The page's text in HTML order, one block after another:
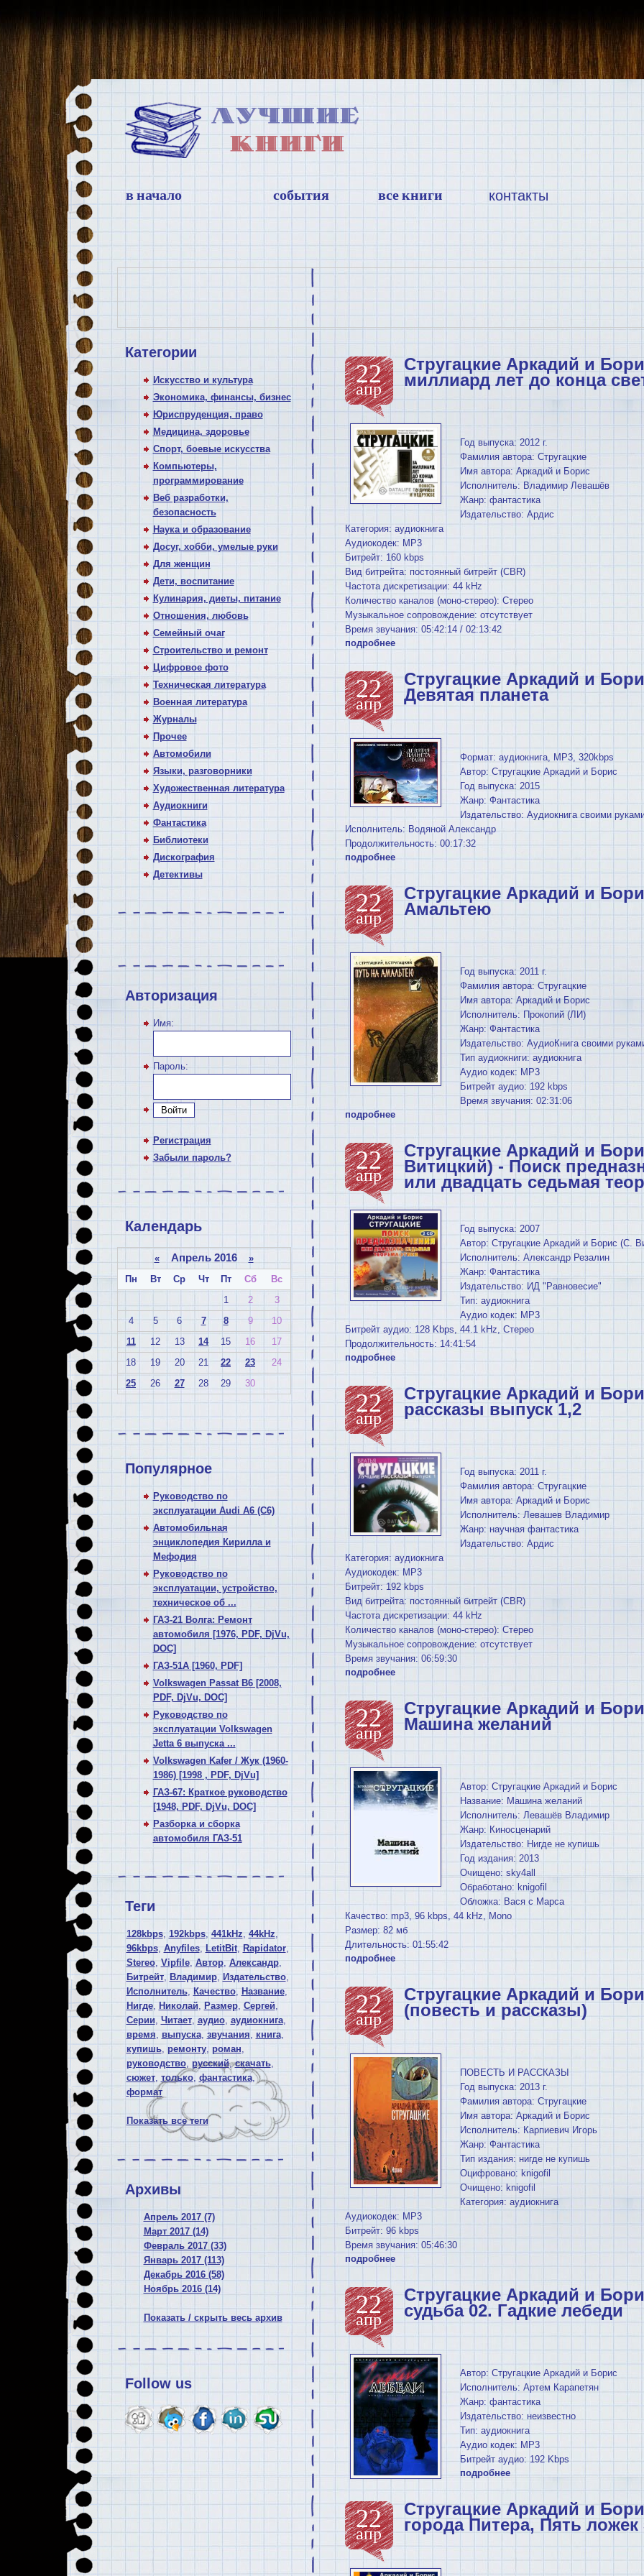
в начало события все книги контакты
Категории
Искусство и культура
Экономика, финансы, бизнес
Юриспруденция, право
Медицина, здоровье
Спорт, боевые искусства
Компьютеры,
программирование
Веб разработки,
безопасность
Наука и образование
Досуг, хобби, умелые руки
Для женщин
Дети, воспитание
Кулинария, диеты, питание
Отношения, любовь
Семейный очаг
Строительство и ремонт
Цифровое фото
Техническая литература
Военная литература
Журналы
Прочее
Автомобили
Языки, разговорники
Художественная литература
Аудиокниги
Фантастика
Библиотеки
Дискография
Детективы
Авторизация
Имя:
Пароль:
Войти
Регистрация
Забыли пароль?
Календарь
«Апрель 2016 »
Пн
Вт Ср Чт Пт Сб
Вс
1
2
3
4
5 6 7 8 9
10
11
12 13 14 15 16
17
18
19 20 21 22 23
24
25
26 27 28 29 30
Популярное
Руководство по
эксплуатации Audi A6 (C6)
Автомобильная
энциклопедия Кирилла и
Мефодия
Руководство по
эксплуатации, устройство,
техническое об ...
ГАЗ-21 Волга: Ремонт
автомобиля [1976, PDF, DjVu,
DOC]
ГАЗ-51А [1960, PDF]
Volkswagen Passat В6 [2008,
PDF, DjVu, DOC]
Руководство по
эксплуатации Volkswagen
Jetta 6 выпуска ...
Volkswagen Kafer / Жук (1960-
1986) [1998 , PDF, DjVu]
ГАЗ-67: Краткое руководство
[1948, PDF, DjVu, DOC]
Разборка и сборка
автомобиля ГАЗ-51
Теги
128kbps, 192kbps, 441kHz, 44kHz,
96kbps, Anyfiles, LetitBit, Rapidator,
Stereo, Vipfile, Автор, Александр,
Битрейт, Владимир, Издательство,
Исполнитель, Качество, Название,
Нигде, Николай, Размер, Сергей,
Серии,Читает, аудио, аудиокнига,
время, выпуска, звучания, книга,
купишь, ремонту, роман,
руководство, русский,скачать,
сюжет, только, фантастика,
формат
Показать все теги
Архивы
Апрель 2017 (7)
Март 2017 (14)
Февраль 2017 (33)
Январь 2017 (113)
Декабрь 2016 (58)
Ноябрь 2016 (14)
Показать / скрыть весь архив
Follow us
22
апр
Стругацкие Аркадий и
миллиард лет до конца
Год выпуска: 2012 г.
Фамилия автора: Стругацкие
Имя автора: Аркадий и Борис
Исполнитель: Владимир Левашёв
Жанр: фантастика
Издательство: Ардис
Категория: аудиокнига
Аудиокодек: MP3
Битрейт: 160 kbps
Вид битрейта: постоянный битрейт (CBR)
Частота дискретизации: 44 kHz
Количество каналов (моно-стерео): Стерео
Музыкальное сопровождение: отсутствует
Время звучания: 05:42:14 / 02:13:42
подробнее
22
апр
Стругацкие Аркадий и
Девятая планета
Формат: аудиокнига, MP3, 320kbps
Автор: Стругацкие Аркадий и Борис
Год выпуска: 2015
Жанр: Фантастика
Издательство: Аудиокнига своими
Исполнитель: Водяной Александр
Продолжительность: 00:17:32
подробнее
22
апр
Стругацкие Аркадий и
Амальтею
Год выпуска: 2011 г.
Фамилия автора: Стругацкие
Имя автора: Аркадий и Борис
Исполнитель: Прокопий (ЛИ)
Жанр: Фантастика
Издательство: АудиоКнига своими
Тип аудиокниги: аудиокнига
Аудио кодек: MP3
Битрейт аудио: 192 kbps
Время звучания: 02:31:06
подробнее
22
апр
Стругацкие Аркадий и
Витицкий) - Поиск
или двадцать седьмая
Год выпуска: 2007
Автор: Стругацкие Аркадий и Борис (С.
Исполнитель: Александр Резалин
Жанр: Фантастика
Издательство: ИД "Равновесие"
Тип: аудиокнига
Аудио кодек: MP3
Битрейт аудио: 128 Kbps, 44.1 kHz, Стерео
Продолжительность: 14:41:54
подробнее
22
апр
Стругацкие Аркадий и
рассказы выпуск 1,2
Год выпуска: 2011 г.
Фамилия автора: Стругацкие
Имя автора: Аркадий и Борис
Исполнитель: Левашев Владимир
Жанр: научная фантастика
Издательство: Ардис
Категория: аудиокнига
Аудиокодек: MP3
Битрейт: 192 kbps
Вид битрейта: постоянный битрейт (CBR)
Частота дискретизации: 44 kHz
Количество каналов (моно-стерео): Стерео
Музыкальное сопровождение: отсутствует
Время звучания: 06:59:30
подробнее
22
апр
Стругацкие Аркадий и
Машина желаний
Автор: Стругацкие Аркадий и Борис
Название: Машина желаний
Исполнитель: Левашёв Владимир
Жанр: Киносценарий
Издательство: Нигде не купишь
Год издания: 2013
Очищено: sky4all
Обработано: knigofil
Обложка: Вася с Марса
Качество: mp3, 96 kbps, 44 kHz, Mono
Размер: 82 мб
Длительность: 01:55:42
подробнее
22
апр
Стругацкие Аркадий и
(повесть и рассказы)
ПОВЕСТЬ И РАССКАЗЫ
Год выпуска: 2013 г.
Фамилия автора: Стругацкие
Имя автора: Аркадий и Борис
Исполнитель: Карпиевич Игорь
Жанр: Фантастика
Тип издания: нигде не купишь
Оцифровано: knigofil
Очищено: knigofil
Категория: аудиокнига
Аудиокодек: MP3
Битрейт: 96 kbps
Время звучания: 05:46:30
подробнее
22
апр
Стругацкие Аркадий и
судьба 02. Гадкие лебеди
Автор: Стругацкие Аркадий и Борис
Исполнитель: Артем Карапетян
Жанр: фантастика
Издательство: неизвестно
Тип: аудиокнига
Аудио кодек: MP3
Битрейт аудио: 192 Kbps
подробнее
22
апр
Стругацкие Аркадий и
города Питера, Пять ложек